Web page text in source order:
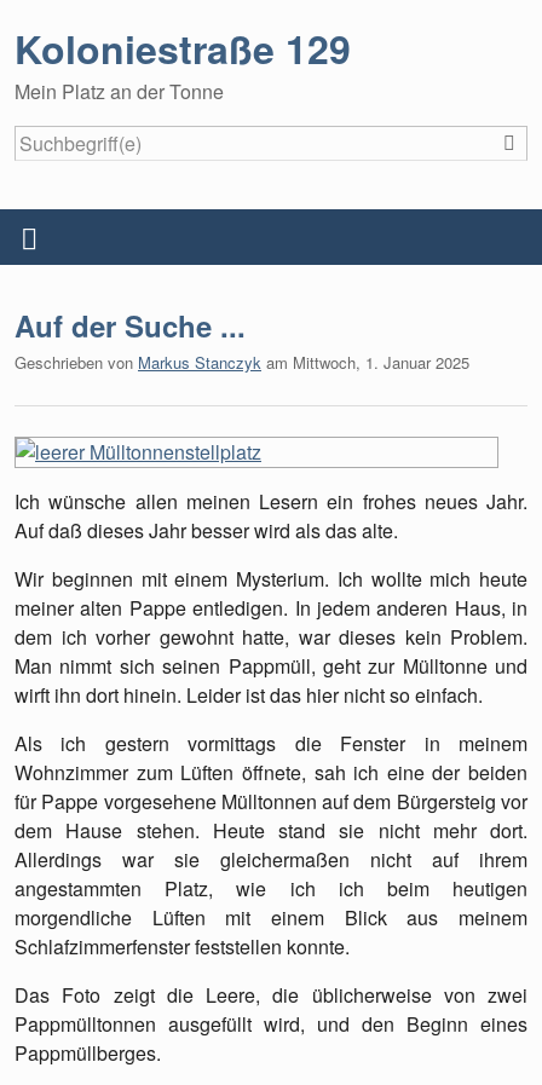
Koloniestraße 129
Mein Platz an der Tonne
Über dieses Blog
Datenschutzerklärung
Auf der Suche ...
Geschrieben von Markus Stanczyk am Mittwoch, 1. Januar 2025
Ich wünsche allen meinen Lesern ein frohes neues Jahr.
Auf daß dieses Jahr besser wird als das alte.
Wir beginnen mit einem Mysterium. Ich wollte mich heute
meiner alten Pappe entledigen. In jedem anderen Haus, in
dem ich vorher gewohnt hatte, war dieses kein Problem.
Man nimmt sich seinen Pappmüll, geht zur Mülltonne und
wirft ihn dort hinein. Leider ist das hier nicht so einfach.
Als ich gestern vormittags die Fenster in meinem
Wohnzimmer zum Lüften öffnete, sah ich eine der beiden
für Pappe vorgesehene Mülltonnen auf dem Bürgersteig vor
dem Hause stehen. Heute stand sie nicht mehr dort.
Allerdings war sie gleichermaßen nicht auf ihrem
angestammten Platz, wie ich ich beim heutigen
morgendliche Lüften mit einem Blick aus meinem
Schlafzimmerfenster feststellen konnte.
Das Foto zeigt die Leere, die üb­li­cher­wei­se von zwei
Pappmülltonnen ausgefüllt wird, und den Beginn eines
Pappmüllberges.